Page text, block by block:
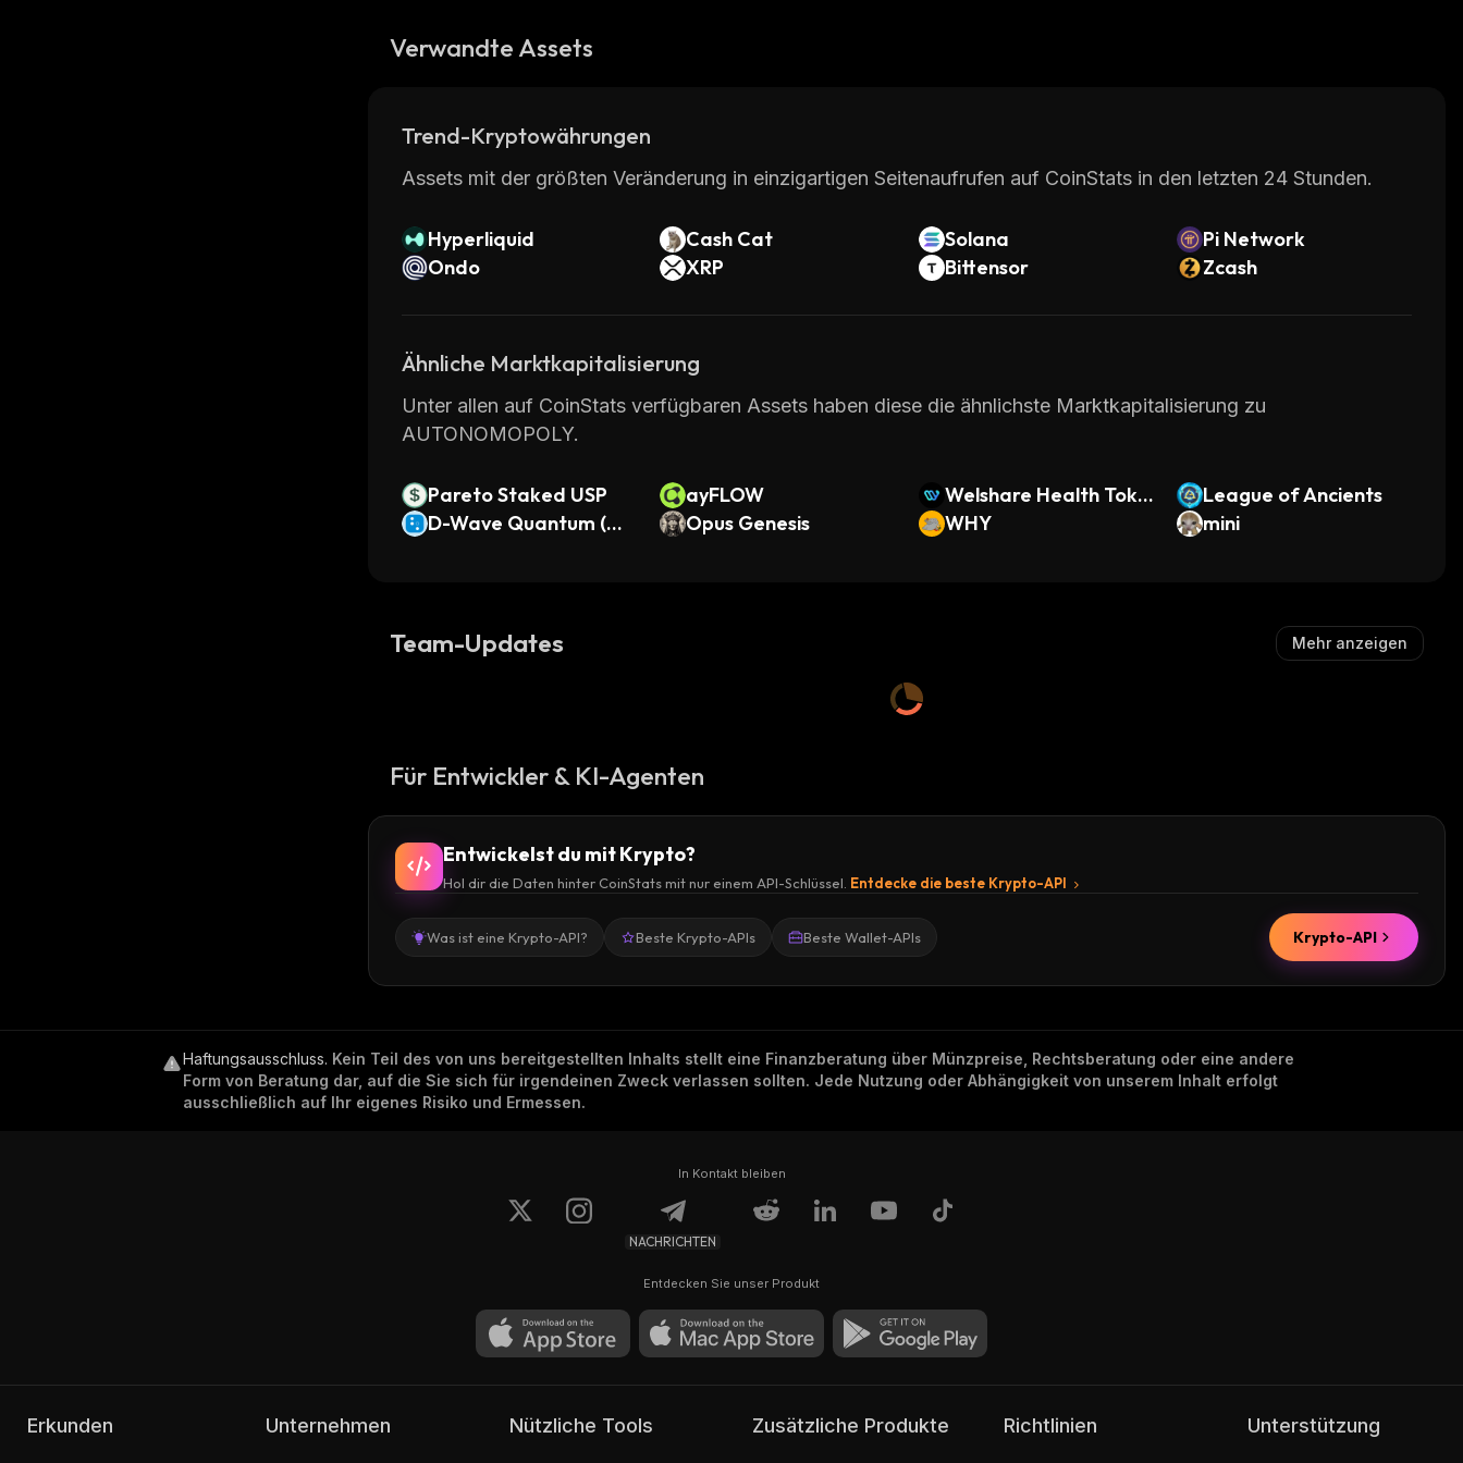
Verwandte Assets
Trend-Kryptowährungen
Assets mit der größten Veränderung in einzigartigen Seitenaufrufen auf CoinStats in den letzten 24 Stunden.
Hyperliquid Cash Cat Solana
Pi Network
Ondo
XRP Bittensor Zcash
Ähnliche Marktkapitalisierung
Unter allen auf CoinStats verfügbaren Assets haben diese die ähnlichste Marktkapitalisierung zu
AUTONOMOPOLY.
Pareto Staked USP ayFLOW
Welshare Health Toke
n
League of Ancients
D-Wave Quantum (On
Opus Genesis WHY mini
Team-Updates Mehr anzeigen
Für Entwickler & KI-Agenten
Entwickelst du mit Krypto?
Hol dir die Daten hinter CoinStats mit nur einem API-Schlüssel. Entdecke die beste Krypto-API
Was ist eine Krypto-API? Beste Krypto-APIs Beste Wallet-APIs Krypto-API
Haftungsausschluss. Kein Teil des von uns bereitgestellten Inhalts stellt eine Finanzberatung über Münzpreise, Rechtsberatung oder eine andere
Form von Beratung dar, auf die Sie sich für irgendeinen Zweck verlassen sollten. Jede Nutzung oder Abhängigkeit von unserem Inhalt erfolgt
ausschließlich auf Ihr eigenes Risiko und Ermessen.
In Kontakt bleiben
NACHRICHTEN
Entdecken Sie unser Produkt
Erkunden Unternehmen Nützliche Tools Zusätzliche Produkte Richtlinien Unterstützung